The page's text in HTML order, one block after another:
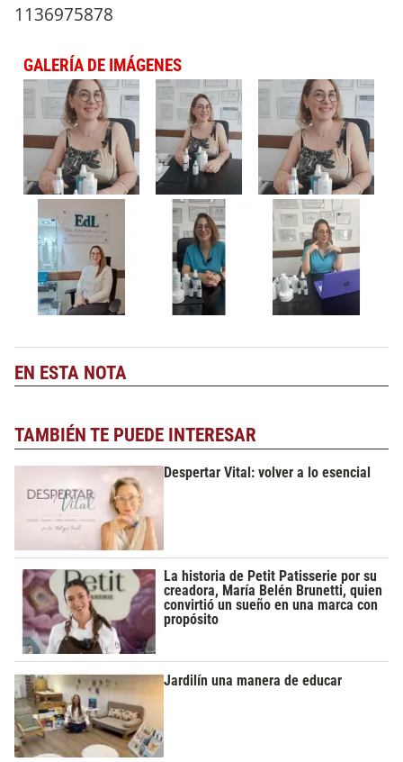
1136975878
GALERÍA DE IMÁGENES
EN ESTA NOTA
TAMBIÉN TE PUEDE INTERESAR
Despertar Vital: volver a lo esencial
La historia de Petit Patisserie por su
creadora, María Belén Brunetti, quien
convirtió un sueño en una marca con
propósito
Jardilín una manera de educar